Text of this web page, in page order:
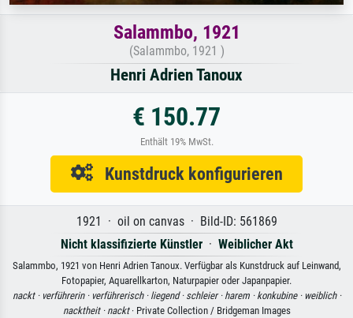
Salammbo, 1921
(Salammbo, 1921 )
Henri Adrien Tanoux
€ 150.77
Enthält 19% MwSt.
Kunstdruck konfigurieren
1921 · oil on canvas · Bild-ID: 561869
Nicht klassifizierte Künstler· Weiblicher Akt
Salammbo, 1921 von Henri Adrien Tanoux. Verfügbar als Kunstdruck auf Leinwand,
Fotopapier, Aquarellkarton, Naturpapier oder Japanpapier.
nackt · verführerin · verführerisch · liegend · schleier · harem · konkubine · weiblich ·
nacktheit · nackt· Private Collection / Bridgeman Images